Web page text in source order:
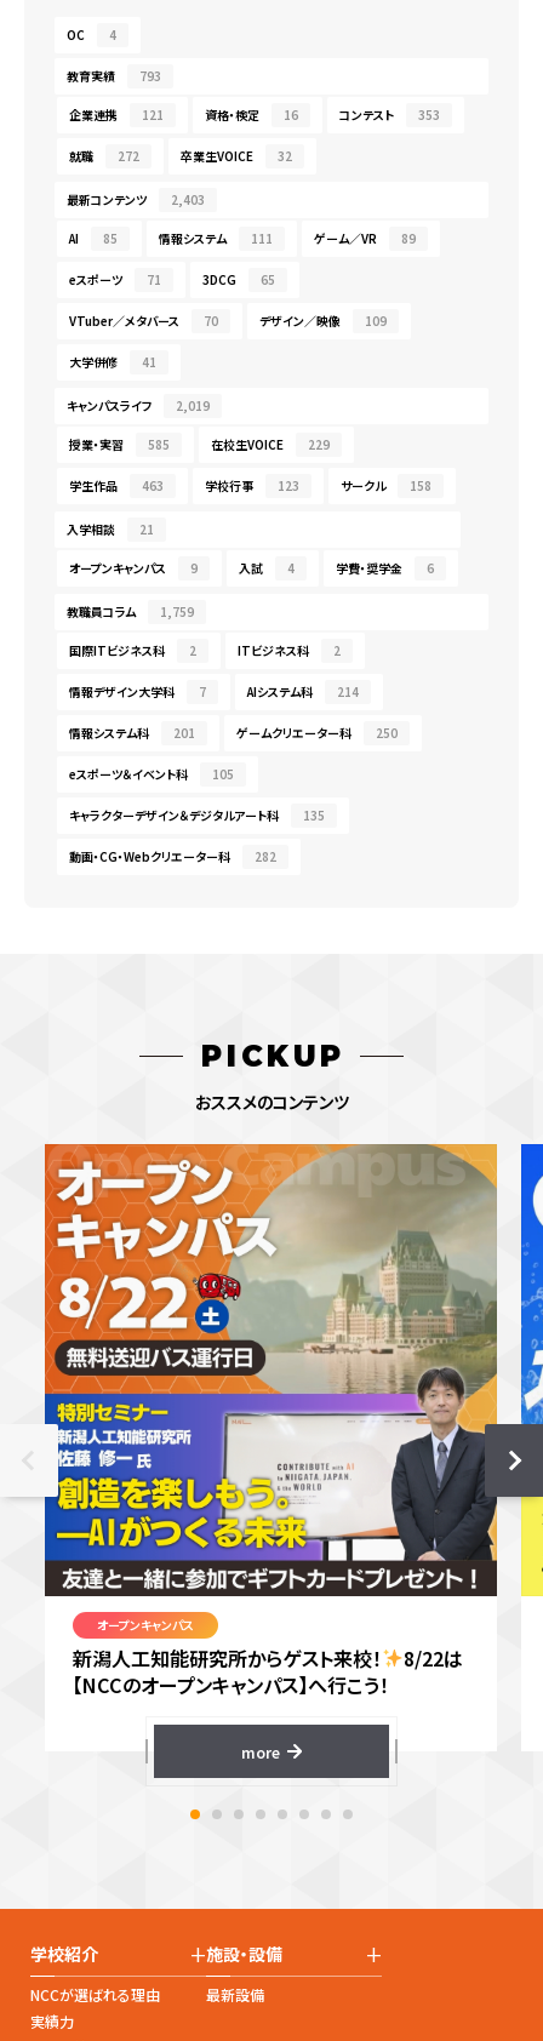
OC 4
教育実績 793
企業連携 121 資格・検定 16 コンテスト 353
就職 272 卒業生VOICE 32
最新コンテンツ 2,403
AI 85 情報システム 111 ゲーム／VR 89
eスポーツ 71 3DCG 65
VTuber／メタバース 70 デザイン／映像 109
大学併修 41
キャンパスライフ 2,019
授業・実習 585 在校生VOICE 229
学生作品 463 学校行事 123 サークル 158
入学相談 21
オープンキャンパス 9 入試 4 学費・奨学金 6
教職員コラム 1,759
国際ITビジネス科 2 ITビジネス科 2
情報デザイン大学科 7 AIシステム科 214
情報システム科 201 ゲームクリエーター科 250
eスポーツ＆イベント科 105
キャラクターデザイン＆デジタルアート科 135
動画・CG・Webクリエーター科 282
PICKUP
おススメのコンテンツ
オープンキャンパス
新潟人工知能研究所からゲスト来校！
8/22は
【NCCのオープンキャンパス】へ行こう！
more
学校紹介 +
NCCが選ばれる理由
実績力
施設・設備 +
最新設備